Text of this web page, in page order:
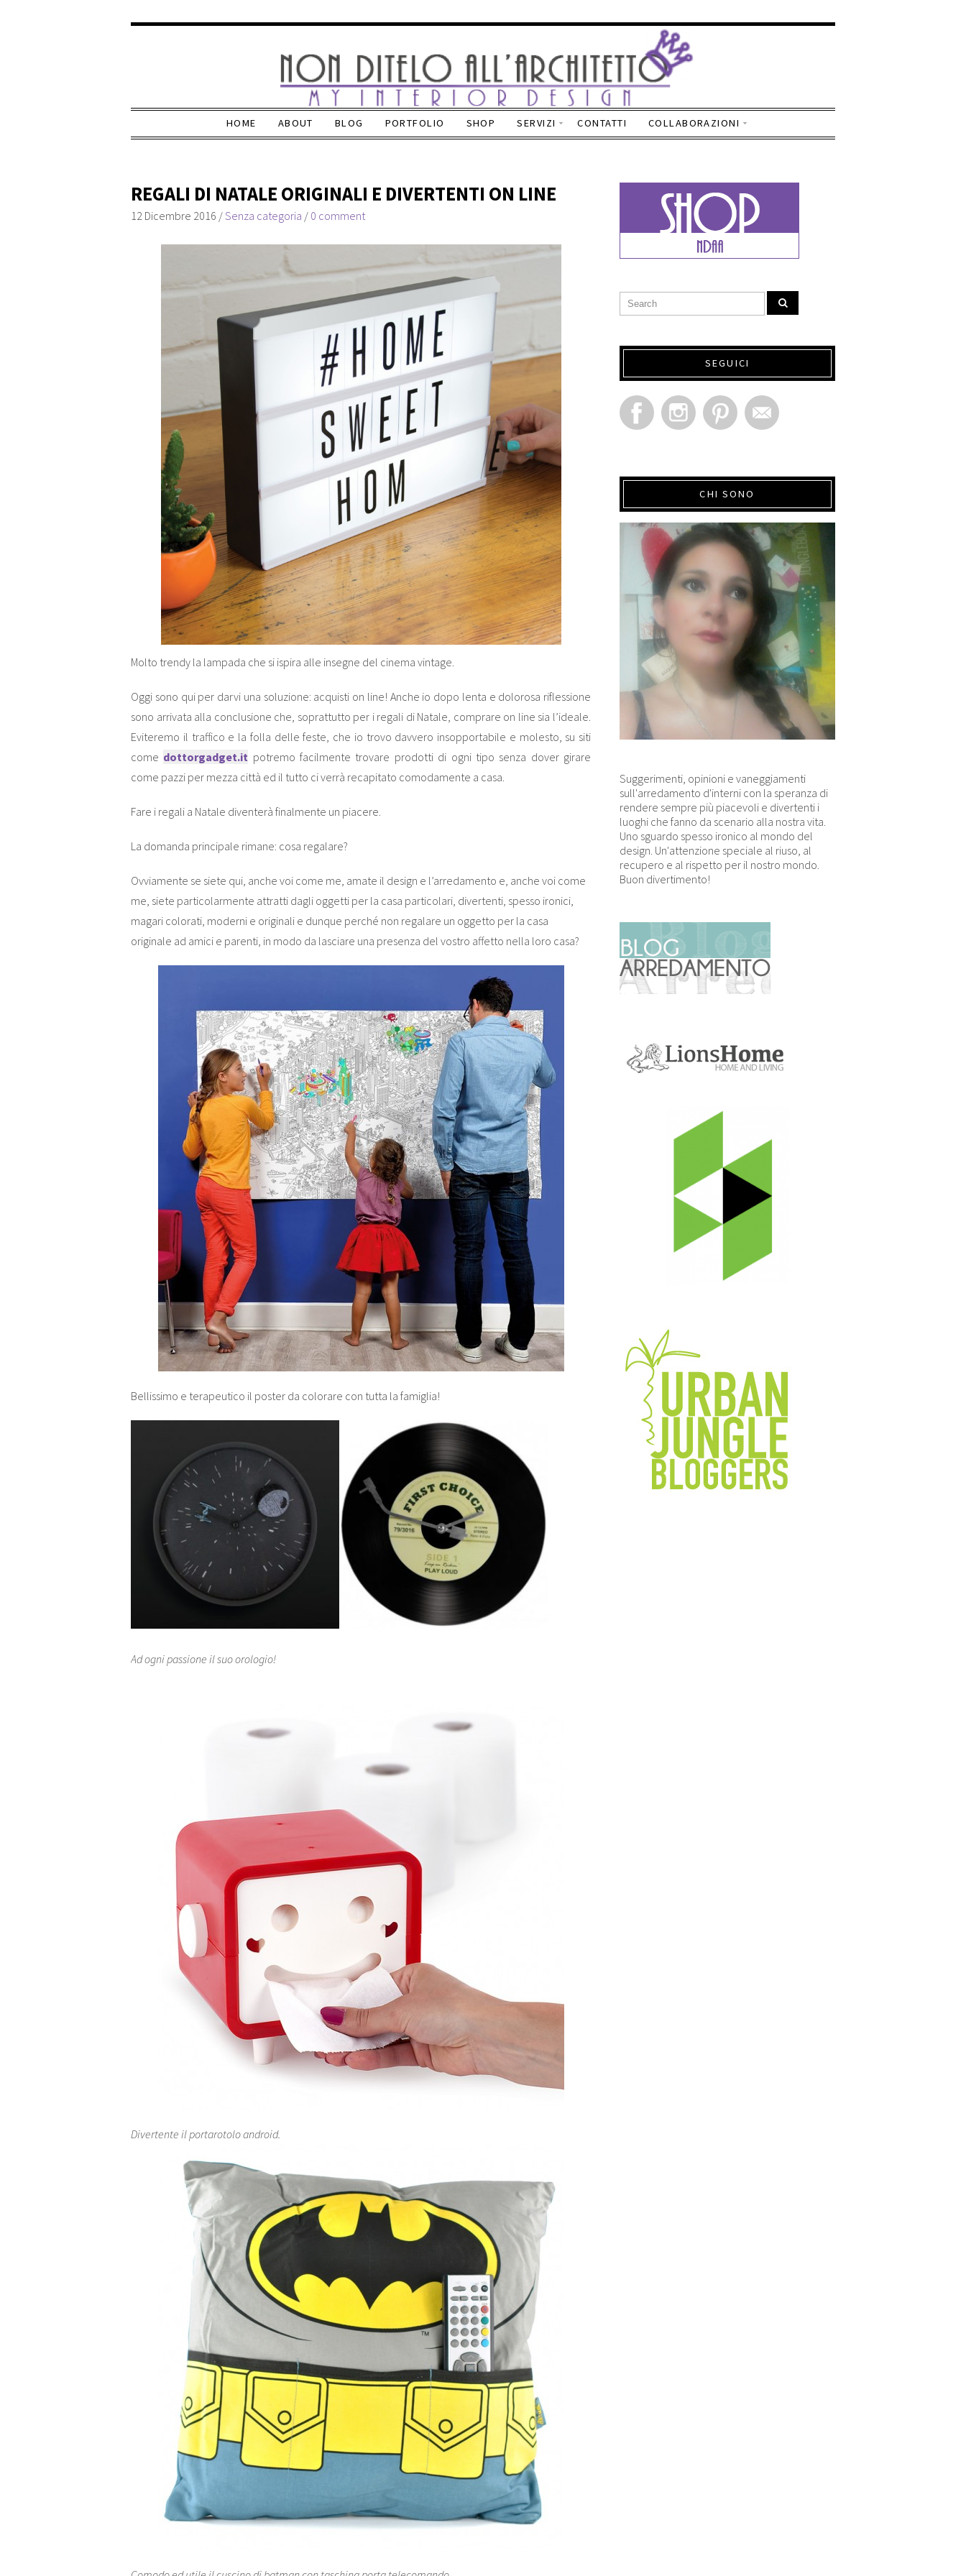
HOME ABOUT BLOG PORTFOLIO SHOP SERVIZI CONTATTI COLLABORAZIONI
REGALI DI NATALE ORIGINALI E DIVERTENTI ON LINE
12 Dicembre 2016 /Senza categoria / 0 comment
Molto trendy la lampada che si ispira alle insegne del cinema vintage.
Oggi sono qui per darvi una soluzione: acquisti on line! Anche io dopo lenta e dolorosa riflessione
sono arrivata alla conclusione che, soprattutto per i regali di Natale, comprare on line sia l’ideale.
Eviteremo il traffico e la folla delle feste, che io trovo davvero insopportabile e molesto, su siti
come dottorgadget.it potremo facilmente trovare prodotti di ogni tipo senza dover girare
come pazzi per mezza città ed il tutto ci verrà recapitato comodamente a casa.
Fare i regali a Natale diventerà finalmente un piacere.
La domanda principale rimane: cosa regalare?
Ovviamente se siete qui, anche voi come me, amate il design e l’arredamento e, anche voi come
me, siete particolarmente attratti dagli oggetti per la casa particolari, divertenti, spesso ironici,
magari colorati, moderni e originali e dunque perché non regalare un oggetto per la casa
originale ad amici e parenti, in modo da lasciare una presenza del vostro affetto nella loro casa?
Bellissimo e terapeutico il poster da colorare con tutta la famiglia!
Ad ogni passione il suo orologio!
Divertente il portarotolo android.
SEGUICI
CHI SONO
Suggerimenti, opinioni e vaneggiamenti
sull'arredamento d'interni con la speranza di
rendere sempre più piacevoli e divertenti i
luoghi che fanno da scenario alla nostra vita.
Uno sguardo spesso ironico al mondo del
design. Un'attenzione speciale al riuso, al
recupero e al rispetto per il nostro mondo.
Buon divertimento!